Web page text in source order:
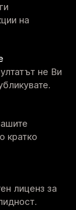
на
не Ви
кратко
лиценз за